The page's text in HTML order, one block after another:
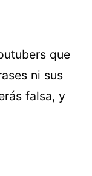
que
ni sus
falsa, y